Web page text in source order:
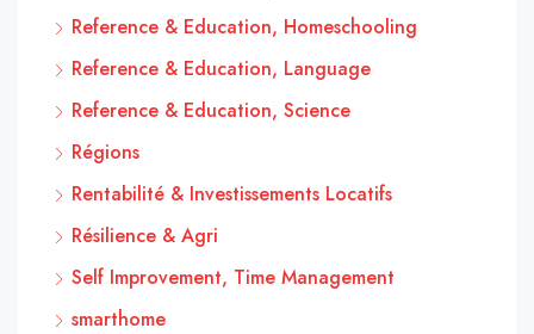
Reference & Education, Homeschooling
Reference & Education, Language
Reference & Education, Science
Régions
Rentabilité & Investissements Locatifs
Résilience & Agri
Self Improvement, Time Management
smarthome